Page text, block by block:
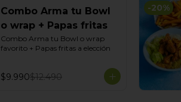
Combo Arma tu Bowl
o wrap + Papas fritas
Combo Arma tu Bowl o wrap
favorito + Papas fritas a elección
$9.990$12.490
-20%